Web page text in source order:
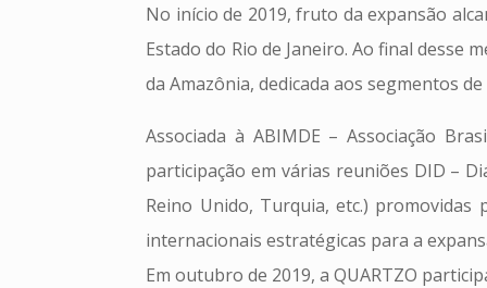
No início de 2019, fruto da expansão
Estado do Rio de Janeiro. Ao final desse
da Amazônia, dedicada aos segmentos
Associada à ABIMDE – Associação
participação em várias reuniões DID –
Reino Unido, Turquia, etc.)
internacionais estratégicas para a
Em outubro de 2019, a QUARTZO